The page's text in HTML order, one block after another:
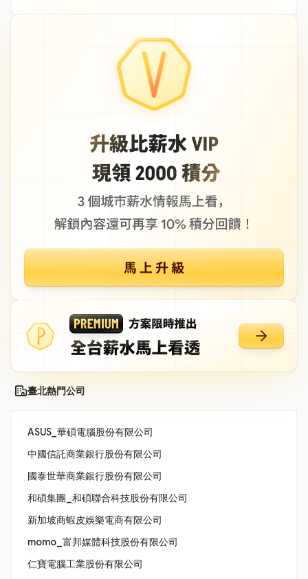
臺北熱門公司
ASUS_華碩電腦股份有限公司
中國信託商業銀行股份有限公司
國泰世華商業銀行股份有限公司
和碩集團_和碩聯合科技股份有限公司
新加坡商蝦皮娛樂電商有限公司
momo_富邦媒體科技股份有限公司
仁寶電腦工業股份有限公司